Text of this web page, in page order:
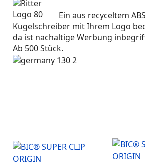
Ein aus recyceltem
Kugelschreiber mit Ihrem Logo
da ist nachaltige Werbung
Ab 500 Stück.